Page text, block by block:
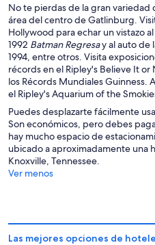
No te pierdas de la gran variedad
área del centro de Gatlinburg.
Hollywood para echar un vistazo
1992 Batman Regresay al auto de
1994, entre otros. Visita
récords en el Ripley's Believe It
los Récords Mundiales Guinness.
el Ripley's Aquarium of the
Puedes desplazarte fácilmente
Son económicos, pero debes
hay mucho espacio de
ubicado a aproximadamente una
Knoxville, Tennessee.
Ver menos
Las mejores opciones de